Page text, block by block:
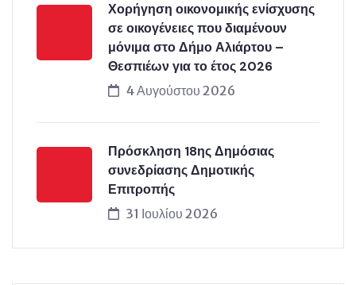
Χορήγηση οικονομικής ενίσχυσης
σε οικογένειες που διαμένουν
μόνιμα στο Δήμο Αλιάρτου –
Θεσπιέων για το έτος 2026
4 Αυγούστου 2026
Πρόσκληση 18ης Δημόσιας
συνεδρίασης Δημοτικής
Επιτροπής
31 Ιουλίου 2026